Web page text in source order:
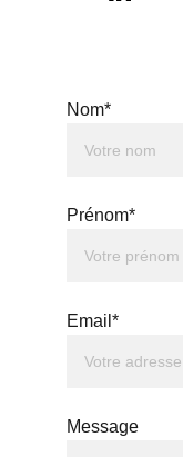
Nom*
Prénom*
Email*
Message